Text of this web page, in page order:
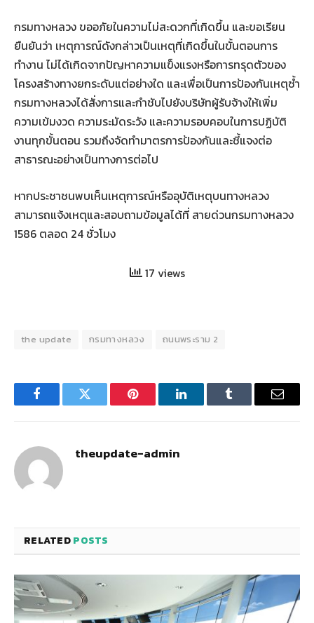
กรมทางหลวง ขออภัยในความไม่สะดวกที่เกิดขึ้น และขอเรียน
ยืนยันว่า เหตุการณ์ดังกล่าวเป็นเหตุที่เกิดขึ้นในขั้นตอนการ
ทำงาน ไม่ได้เกิดจากปัญหาความแข็งแรงหรือการทรุดตัวของ
โครงสร้างทางยกระดับแต่อย่างใด และเพื่อเป็นการป้องกันเหตุซ้ำ
กรมทางหลวงได้สั่งการและกำชับไปยังบริษัทผู้รับจ้างให้เพิ่ม
ความเข้มงวด ความระมัดระวัง และความรอบคอบในการปฏิบัติ
งานทุกขั้นตอน รวมถึงจัดทำมาตรการป้องกันและชี้แจงต่อ
สาธารณะอย่างเป็นทางการต่อไป
หากประชาชนพบเห็นเหตุการณ์หรืออุบัติเหตุบนทางหลวง
สามารถแจ้งเหตุและสอบถามข้อมูลได้ที่ สายด่วนกรมทางหลวง
1586 ตลอด 24 ชั่วโมง
17 views
the update กรมทางหลวง ถนนพระราม 2
FacebookTwitter Pinterest LinkedInTumblr Email
theupdate-admin
RELATEDPOSTS